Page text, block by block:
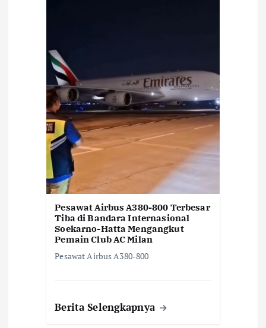
Pesawat Airbus A380-800 Terbesar
Tiba di Bandara Internasional
Soekarno-Hatta Mengangkut
Pemain Club AC Milan
Pesawat Airbus A380-800
Berita Selengkapnya